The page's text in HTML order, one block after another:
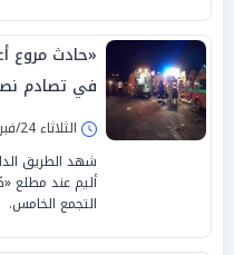
«حادث مروع
في تصادم
الثلاثاء 24/فبراير/2026 - 11:17 م
شهد الطريق
أليم عند مطلع
التجمع الخامس.